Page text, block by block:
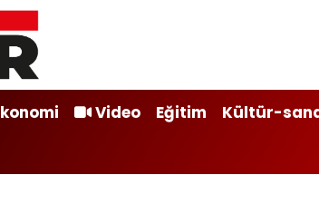
Video Eğitim Kültür-